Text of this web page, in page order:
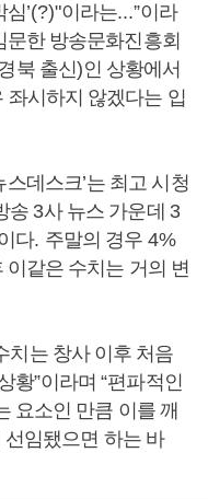
심’(?)"이라는...”이라
한 방송문화진흥회
북 출신)인 상황에서
좌시하지 않겠다는 입
스데스크’는 최고 시청
송 3사 뉴스 가운데 3
다. 주말의 경우 4%
이같은 수치는 거의 변
치는 창사 이후 처음
황”이라며“편파적인
요소인 만큼 이를 깨
임됐으면 하는 바